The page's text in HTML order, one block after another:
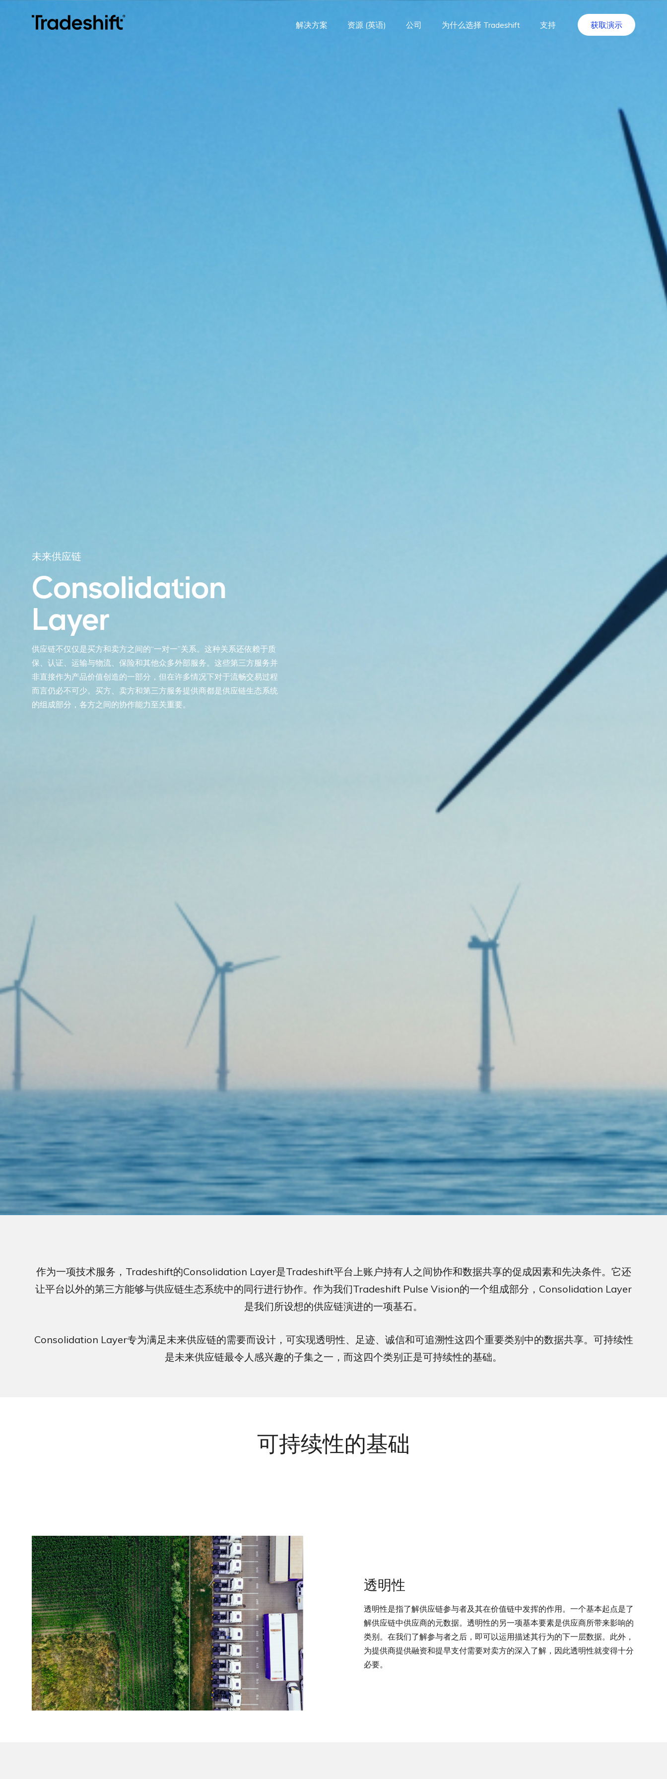
解决方案 资源 (英语) 公司 为什么选择 Tradeshift 支持 获取演示
未来供应链
Consolidation
Layer
供应链不仅仅是买方和卖方之间的“一对一”关系。这种关系还依赖于质
保、认证、运输与物流、保险和其他众多外部服务。这些第三方服务并
非直接作为产品价值创造的一部分，但在许多情况下对于流畅交易过程
而言仍必不可少。买方、卖方和第三方服务提供商都是供应链生态系统
的组成部分，各方之间的协作能力至关重要。
作为一项技术服务，Tradeshift的Consolidation Layer是Tradeshift平台上账户持有人之间协作和数据共享的促成因素和先决条件。它还
让平台以外的第三方能够与供应链生态系统中的同行进行协作。作为我们Tradeshift Pulse Vision的一个组成部分，Consolidation Layer
是我们所设想的供应链演进的一项基石。
Consolidation Layer专为满足未来供应链的需要而设计，可实现透明性、足迹、诚信和可追溯性这四个重要类别中的数据共享。可持续性
是未来供应链最令人感兴趣的子集之一，而这四个类别正是可持续性的基础。
可持续性的基础
透明性
透明性是指了解供应链参与者及其在价值链中发挥的作用。一个基本起点是了
解供应链中供应商的元数据。透明性的另一项基本要素是供应商所带来影响的
类别。在我们了解参与者之后，即可以运用描述其行为的下一层数据。此外，
为提供商提供融资和提早支付需要对卖方的深入了解，因此透明性就变得十分
必要。